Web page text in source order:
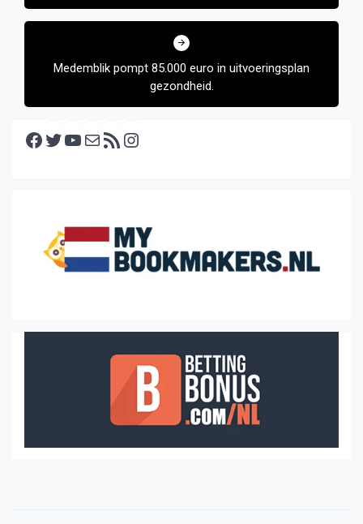
Medemblik pompt 85.000 euro in uitvoeringsplan
gezondheid.
Facebook Twitter YouTube E-mail RSS feed